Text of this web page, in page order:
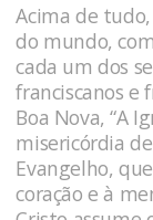
Acima de
do mundo,
cada um dos
franciscanos e
Boa Nova, “A
misericórdia
Evangelho,
coração e à